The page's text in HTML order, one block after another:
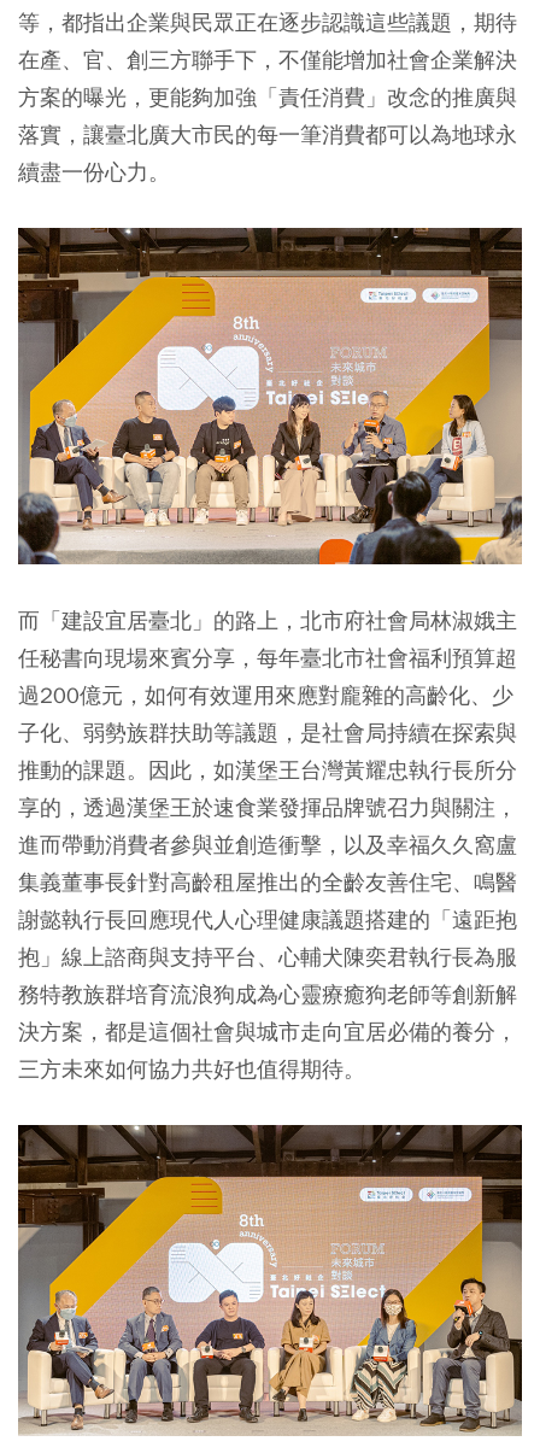
等，都指出企業與民眾正在逐步認識這些議題，期待
在產、官、創三方聯手下，不僅能增加社會企業解決
方案的曝光，更能夠加強「責任消費」改念的推廣與
落實，讓臺北廣大市民的每一筆消費都可以為地球永
續盡一份心力。
而「建設宜居臺北」的路上，北市府社會局林淑娥主
任秘書向現場來賓分享，每年臺北市社會福利預算超
過200億元，如何有效運用來應對龐雜的高齡化、少
子化、弱勢族群扶助等議題，是社會局持續在探索與
推動的課題。因此，如漢堡王台灣黃耀忠執行長所分
享的，透過漢堡王於速食業發揮品牌號召力與關注，
進而帶動消費者參與並創造衝擊，以及幸福久久窩盧
集義董事長針對高齡租屋推出的全齡友善住宅、鳴醫
謝懿執行長回應現代人心理健康議題搭建的「遠距抱
抱」線上諮商與支持平台、心輔犬陳奕君執行長為服
務特教族群培育流浪狗成為心靈療癒狗老師等創新解
決方案，都是這個社會與城市走向宜居必備的養分，
三方未來如何協力共好也值得期待。